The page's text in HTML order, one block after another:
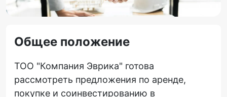
Общее положение
ТОО "Компания Эврика" готова
рассмотреть предложения по аренде,
покупке и соинвестированию в